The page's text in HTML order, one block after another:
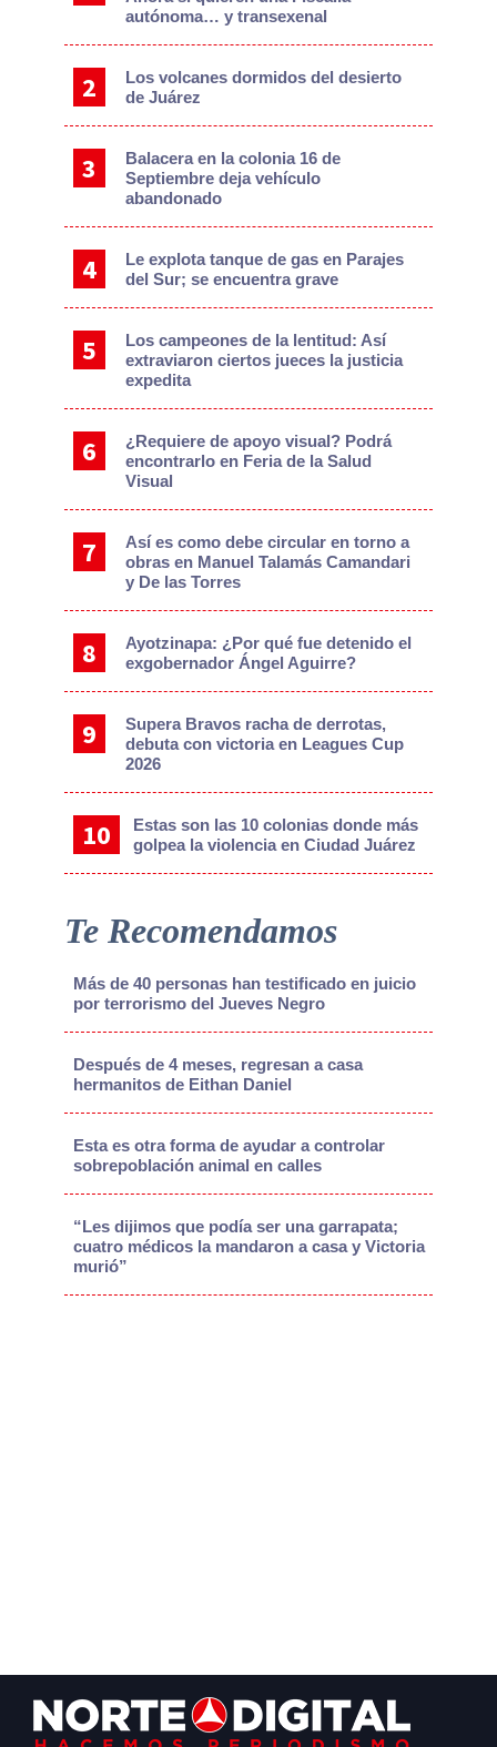
autónoma… y transexenal
Los volcanes dormidos del desierto
de Juárez
Balacera en la colonia 16 de
Septiembre deja vehículo
abandonado
Le explota tanque de gas en Parajes
del Sur; se encuentra grave
Los campeones de la lentitud: Así
extraviaron ciertos jueces la justicia
expedita
¿Requiere de apoyo visual? Podrá
encontrarlo en Feria de la Salud
Visual
Así es como debe circular en torno a
obras en Manuel Talamás Camandari
y De las Torres
Ayotzinapa: ¿Por qué fue detenido el
exgobernador Ángel Aguirre?
Supera Bravos racha de derrotas,
debuta con victoria en Leagues Cup
2026
Estas son las 10 colonias donde más
golpea la violencia en Ciudad Juárez
Te Recomendamos
Más de 40 personas han testificado en juicio
por terrorismo del Jueves Negro
Después de 4 meses, regresan a casa
hermanitos de Eithan Daniel
Esta es otra forma de ayudar a controlar
sobrepoblación animal en calles
“Les dijimos que podía ser una garrapata;
cuatro médicos la mandaron a casa y Victoria
murió”
Footer